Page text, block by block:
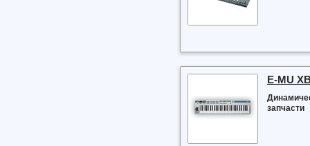
E-MU
запчасти